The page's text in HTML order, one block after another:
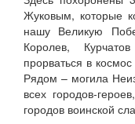
Жуковым, которые
нашу Великую
Королев,
прорваться в
Рядом – могила
всех городов-
городов воинской